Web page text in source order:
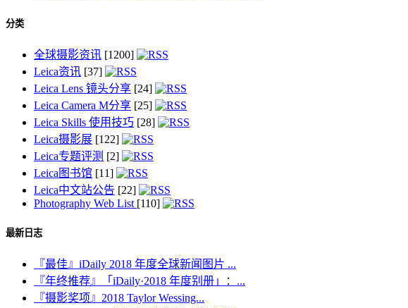
分类
全球摄影资讯 [1200]
Leica资讯 [37]
Leica Lens 镜头分享 [24]
Leica Camera M分享 [25]
Leica Skills 使用技巧 [28]
Leica摄影展 [122]
Leica专题评测 [2]
Leica图书馆 [11]
Leica中文站公告 [22]
Photography Web List [110]
最新日志
『最佳』iDaily 2018 年度全球新闻图片 ...
『年终推荐』「iDaily·2018 年度别册」：...
『摄影奖项』2018 Taylor Wessing...